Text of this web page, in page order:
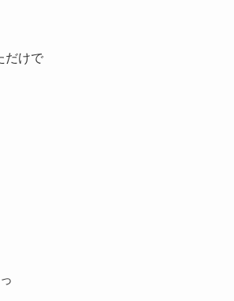
だけで